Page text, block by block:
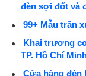
đèn sợi đốt và
99+ Mẫu trần
Khai trương
TP. Hồ Chí
Cửa hàng đèn